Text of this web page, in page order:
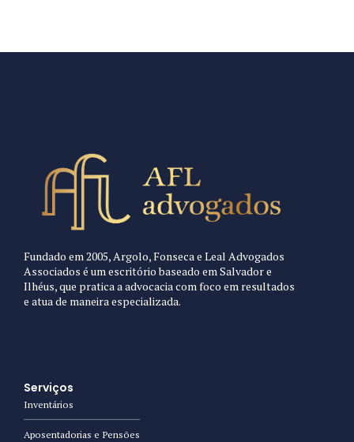
Fundado em 2005, Argolo, Fonseca e Leal Advogados
Associados é um escritório baseado em Salvador e
Ilhéus, que pratica a advocacia com foco em resultados
e atua de maneira especializada.
Serviços
Inventários
Aposentadorias e Pensões